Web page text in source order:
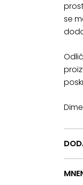
se